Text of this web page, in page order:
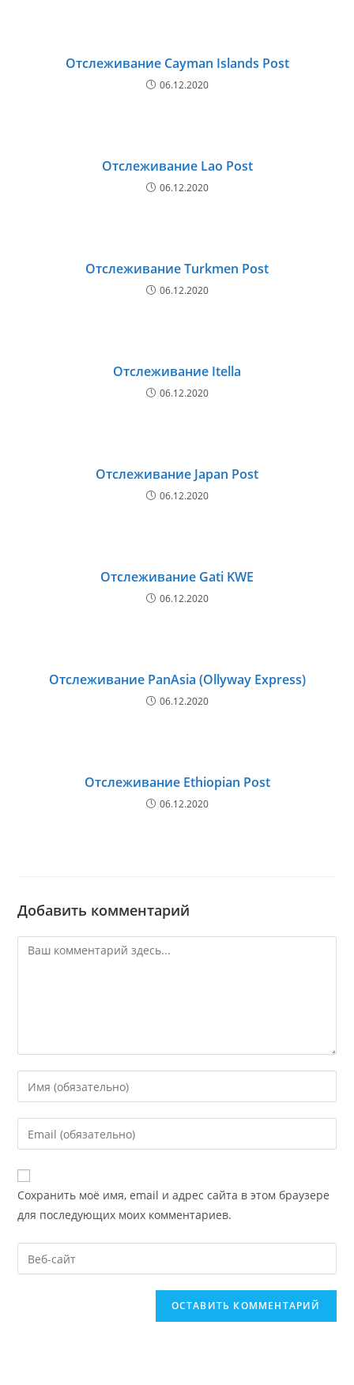
Отслеживание Cayman Islands Post
06.12.2020
Отслеживание Lao Post
06.12.2020
Отслеживание Turkmen Post
06.12.2020
Отслеживание Itella
06.12.2020
Отслеживание Japan Post
06.12.2020
Отслеживание Gati KWE
06.12.2020
Отслеживание PanAsia (Ollyway Express)
06.12.2020
Отслеживание Ethiopian Post
06.12.2020
Добавить комментарий
Комментарий
Введите
свое
имя
или
пользователя,
чтобы
прокомментировать
Введите
свой
email-
адрес,
чтобы
прокомментировать
Сохранить моё имя, email и адрес сайта в этом браузере
для последующих моих комментариев.
Введите
URL